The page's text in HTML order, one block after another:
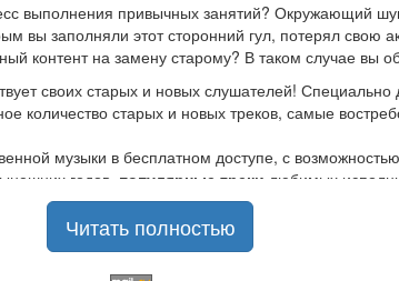
выполнения привычных занятий? Окружающий
вы заполняли этот сторонний гул, потерял свою
контент на замену старому? В таком случае вы
своих старых и новых слушателей!
количество старых и новых треков, самые
музыки в бесплатном доступе, с
годов, популярные треки любимых
ассортимент на любой вкус, и все это только
лучшие песнив различных музыкальных
Читать полностью